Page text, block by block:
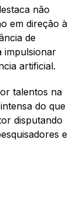
não
em direção à
de
impulsionar
artificial.
talentos na
do que
disputando
e